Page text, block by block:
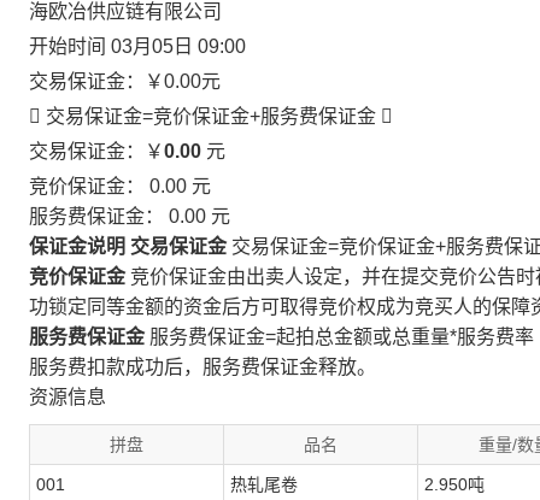
海欧冶供应链有限公司
开始时间 03月05日 09:00
交易保证金：
￥0.00元
 交易保证金=竞价保证金+服务费保证金 
交易保证金：￥0.00 元
竞价保证金： 0.00 元
服务费保证金： 0.00 元
保证金说明 交易保证金 交易保证金=竞价保证金+服务费保
竞价保证金 竞价保证金由出卖人设定，并在提交竞价公告
功锁定同等金额的资金后方可取得竞价权成为竞买人的保障
服务费保证金 服务费保证金=起拍总金额或总重量*服务费率
服务费扣款成功后，服务费保证金释放。
资源信息
拼盘 品名 重量/数
001 热轧尾卷 2.950吨